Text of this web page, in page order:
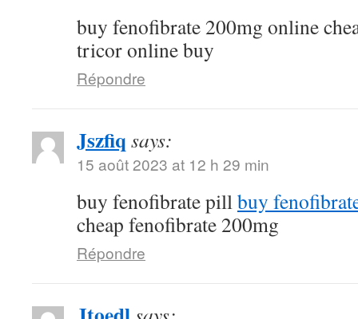
buy fenofibrate 200mg online
tricor online buy
Répondre
Jszfiq says:
15 août 2023 at 12 h 29 min
buy fenofibrate pillbuy
cheap fenofibrate 200mg
Répondre